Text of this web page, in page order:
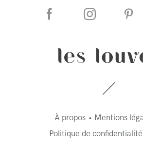
À propos
Mentions
Politique de confidentialité